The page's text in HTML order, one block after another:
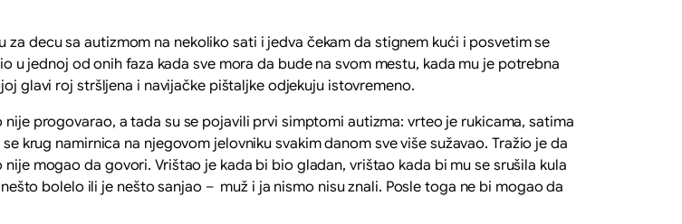
decu sa autizmom na nekoliko sati i jedva čekam da stignem kući i posvetim se
u jednoj od onih faza kada sve mora da bude na svom mestu, kada mu je potrebna
glavi roj stršljena i navijačke pištaljke odjekuju istovremeno.
progovarao, a tada su se pojavili prvi simptomi autizma: vrteo je rukicama, satima
krug namirnica na njegovom jelovniku svakim danom sve više sužavao. Tražio je da
mogao da govori. Vrištao je kada bi bio gladan, vrištao kada bi mu se srušila kula
bolelo ili je nešto sanjao – muž i ja nismo nisu znali. Posle toga ne bi mogao da